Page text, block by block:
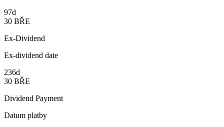
97d
30 BŘE
Ex-Dividend
Ex-dividend date
236d
30 BŘE
Dividend Payment
Datum platby